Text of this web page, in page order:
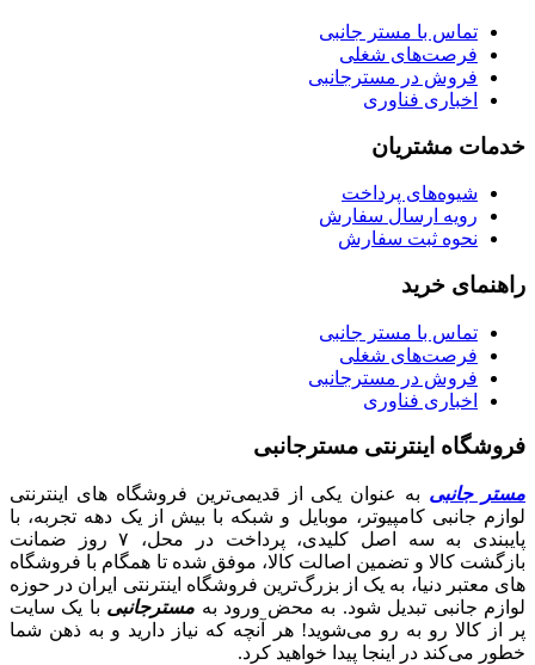
تماس با مستر جانبی
فرصت‌های شغلی
فروش در مسترجانبی
اخباری فناوری
خدمات مشتریان
شیوه‌های پرداخت
رویه ارسال سفارش
نحوه ثبت سفارش
راهنمای خرید
تماس با مستر جانبی
فرصت‌های شغلی
فروش در مسترجانبی
اخباری فناوری
فروشگاه اینترنتی مسترجانبی
مستر جانبی به عنوان یکی از قدیمی‌ترین فروشگاه های اینترنتی
لوازم جانبی کامپیوتر، موبایل و شبکه با بیش از یک دهه تجربه، با
پایبندی به سه اصل کلیدی، پرداخت در محل، ۷ روز ضمانت
بازگشت کالا و تضمین اصالت کالا، موفق شده تا همگام با فروشگاه‌
های معتبر دنیا، به یک از بزرگ‌ترین فروشگاه اینترنتی ایران در حوزه
لوازم جانبی تبدیل شود. به محض ورود به مسترجانبی با یک سایت
پر از کالا رو به رو می‌شوید! هر آنچه که نیاز دارید و به ذهن شما
خطور می‌کند در اینجا پیدا خواهید کرد.